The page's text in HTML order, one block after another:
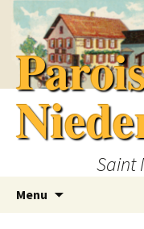
Aller
contenu
Saint
Menu